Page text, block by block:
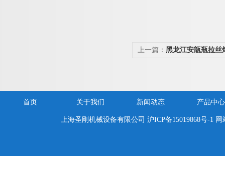
上一篇： 黑龙江安瓿瓶拉丝
首页 关于我们 新闻动态 产品中心
上海圣刚机械设备有限公司沪ICP备15019868号-1 网